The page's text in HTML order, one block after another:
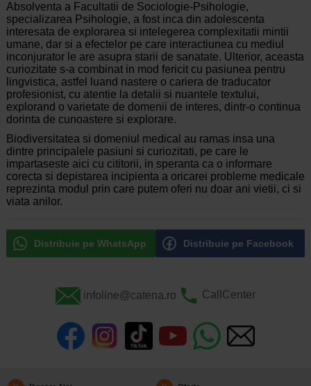
Absolventa a Facultatii de Sociologie-Psihologie,
specializarea Psihologie, a fost inca din adolescenta
interesata de explorarea si intelegerea complexitatii mintii
umane, dar si a efectelor pe care interactiunea cu mediul
inconjurator le are asupra starii de sanatate. Ulterior, aceasta
curiozitate s-a combinat in mod fericit cu pasiunea pentru
lingvistica, astfel luand nastere o cariera de traducator
profesionist, cu atentie la detalii si nuantele textului,
explorand o varietate de domenii de interes, dintr-o continua
dorinta de cunoastere si explorare.
Biodiversitatea si domeniul medical au ramas insa una
dintre principalele pasiuni si curiozitati, pe care le
impartaseste aici cu cititorii, in speranta ca o informare
corecta si depistarea incipienta a oricarei probleme medicale
reprezinta modul prin care putem oferi nu doar ani vietii, ci si
viata anilor.
Distribuie pe WhatsApp Distribuie pe Facebook
infoline@catena.ro CallCenter